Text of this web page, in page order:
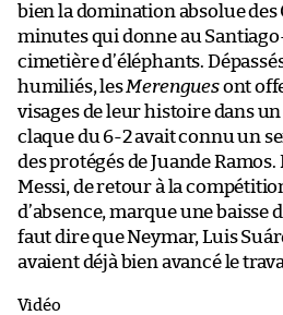
bien la domination absolue des
minutes qui donne au
cimetière d’éléphants.
humiliés, lesMerenguesont
visages de leur histoire dans un
claque du 6-2 avait connu un
des protégés de Juande Ramos.
Messi, de retour à la
d’absence, marque une baisse
faut dire que Neymar, Luis
avaient déjà bien avancé le
Vidéo